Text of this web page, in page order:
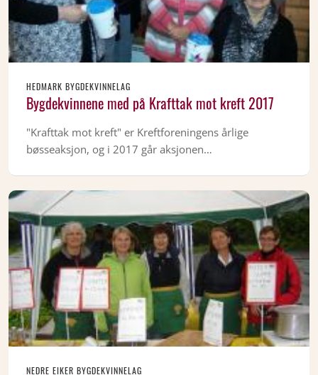
HEDMARK BYGDEKVINNELAG
Bygdekvinnene med på Krafttak mot kreft 2017
"Krafttak mot kreft" er Kreftforeningens årlige
bøsseaksjon, og i 2017 går aksjonen…
NEDRE EIKER BYGDEKVINNELAG